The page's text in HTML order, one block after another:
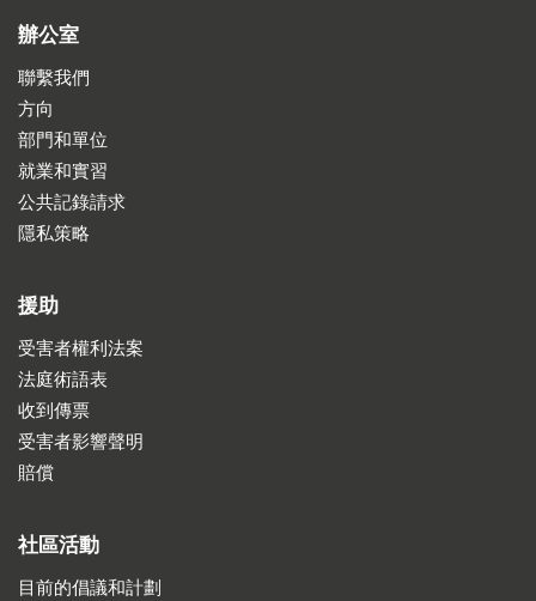
辦公室
聯繫我們
方向
部門和單位
就業和實習
公共記錄請求
隱私策略
援助
受害者權利法案
法庭術語表
收到傳票
受害者影響聲明
賠償
社區活動
目前的倡議和計劃